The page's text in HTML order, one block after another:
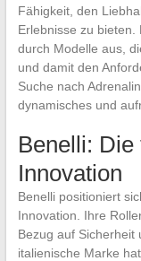
Fähigkeit, den
Erlebnisse zu bieten.
durch Modelle aus,
und damit den
Suche nach
dynamisches und
Benelli:
Innovation
Benelli positioniert
Innovation. Ihre
Bezug auf Sicherheit
italienische Marke